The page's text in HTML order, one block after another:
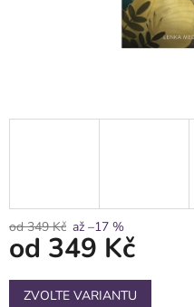
od 349 Kč až –17 %
od 349 Kč
Měrná
cena:
ZVOLTE VARIANTU